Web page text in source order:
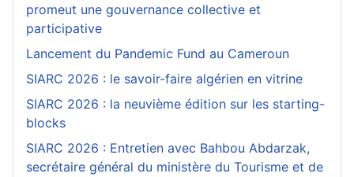
promeut une gouvernance collective et
participative
Lancement du Pandemic Fund au Cameroun
SIARC 2026 : le savoir-faire algérien en vitrine
SIARC 2026 : la neuvième édition sur les starting-
blocks
SIARC 2026 : Entretien avec Bahbou Abdarzak,
secrétaire général du ministère du Tourisme et de